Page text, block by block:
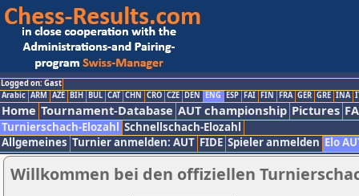
Logged on: Gast
Arabic ARM AZE BIH BUL CAT CHN CRO CZE DEN ENG ESP FAI FIN FRA GER GRE INA
Home Tournament-Database AUT championship Pictures
Turnierschach-Elozahl Schnellschach-Elozahl
Allgemeines Turnier anmelden: AUT FIDE Spieler anmelden Elo
Willkommen bei den offiziellen